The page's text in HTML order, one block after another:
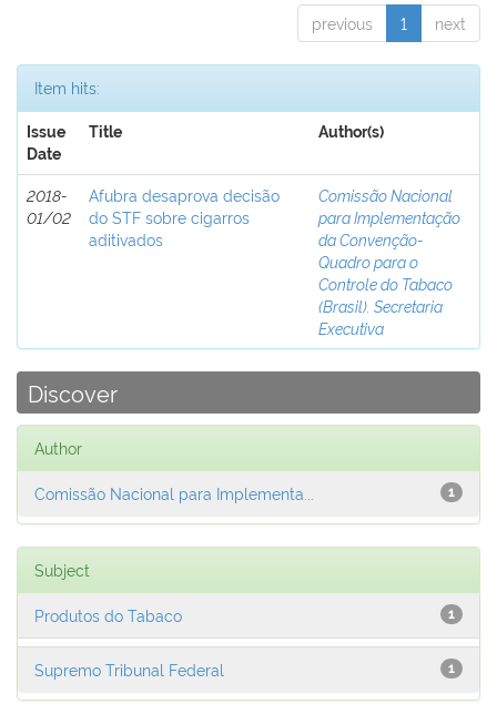
previous 1 next
Item hits:
Issue
Date
Title Author(s)
2018-
01/02
Afubra desaprova decisão
do STF sobre cigarros
aditivados
Comissão Nacional
para Implementação
da Convenção-
Quadro para o
Controle do Tabaco
(Brasil). Secretaria
Executiva
Discover
Author
1
Comissão Nacional para Implementa...
Subject
1
Produtos do Tabaco
1
Supremo Tribunal Federal